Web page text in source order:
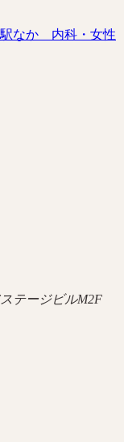
なか 内科・女性
テージビルM2F